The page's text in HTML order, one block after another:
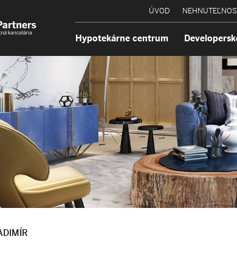
ÚVOD
Hypotekárne centrum